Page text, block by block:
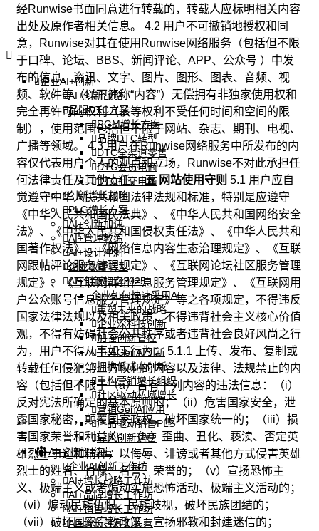
企业AI+创新
AI+创新战略
品牌DTC方案
RGM增长方案
品牌DTC转型
DTC全渠道零售
DTC会员电商
DTC社交电商
创新增长战略
PLG增长方案
AI+创新加速
AI+管理教练
AI+设计冲刺
企业敏捷转型
AI+创新指南2025
企业如何快速采用AI
重塑未来的战略
企业深科技创新
加强创新管控
上马GenAI创新
拥抱低成本创新
重构营销增长组织
社区驱动私域增长
营销GenAI应用
产品驱动销售PLS
导入创新运营
AI+创新训练营
企业AI创新工作坊
AI+增长战略工作坊
AI+品牌增长工作坊
AI+销售增长工作坊
AI+增长黑客训练营
经Runwise书面同意进行转载的，转载人应标明相关内容
出处及原作者相关信息。 4.2 用户不可撤销地授权和同
意，Runwise对其在使用Runwise网络服务（包括但不限
于口碑、论坛、BBS、新闻评论、APP、公众号 ）中发
布的信息、资讯、文字、图片、图形、图表、音频、视
频、软件等（以下简称“内容”）无偿拥有非独家使用权和
完全再许可的权利（该等权利不受任何时间和空间的限
制），使用范围包括但不限于网站、杂志、期刊、电视、
广播等领域。 4.3 用户在Runwise网络服务中所发布的内
容仅代表用户个人的观点和立场，Runwise不对此承担任
何法律责任及其他责任。五 网站使用守则 5.1 用户应自
觉遵守中华人民共和国法律法规和标准，特别是应遵守
《中华人民共和国民法典》、《中华人民共和国网络安全
法》、《中华人民共和国侵权责任法》、《中华人民共和
国著作权法》、《网络信息内容生态治理规定》、《互联
网跟帖评论服务管理规定》、《互联网论坛社区服务管理
规定》、《互联网群组信息服务管理规定》、《互联网用
户公众账号信息服务管理规定》等之各项规定，不得违反
国家法律法规以及相关政策，不得违背社会主义核心价值
观，不得有妨碍社会公共秩序或者违背社会良好风尚之行
为，用户不得从事如下行为： 5.1.1 上传、发布、复制或
转载任何侵犯第三方权利的内容以及法律、法规禁止的内
容（包括但不限于（a）含有下列内容的违法信息：（i）
反对宪法所确定的基本原则的；（ii）危害国家安全，泄
露国家秘密，颠覆国家政权，破坏国家统一的；（iii）损
害国家荣誉和利益的；（iv）歪曲、丑化、亵渎、否定英
雄烈士事迹和精神，以侮辱、诽谤或者其他方式侵害英雄
烈士的姓名、肖像、名誉、荣誉的；（v）宣扬恐怖主
义、极端主义或者煽动实施恐怖活动、极端主义活动的；
（vi）煽动民族仇恨、民族歧视，破坏民族团结的；
（vii）破坏国家宗教政策，宣扬邪教和封建迷信的；